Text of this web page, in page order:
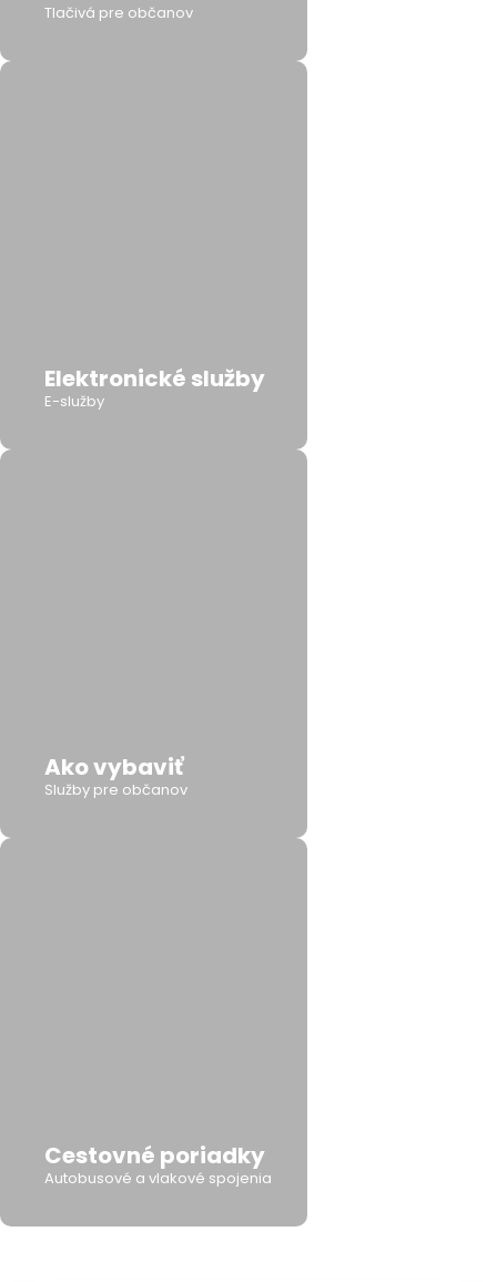
Tlačivá pre občanov
Elektronické služby
E-služby
Ako vybaviť
Služby pre občanov
Cestovné poriadky
Autobusové a vlakové spojenia